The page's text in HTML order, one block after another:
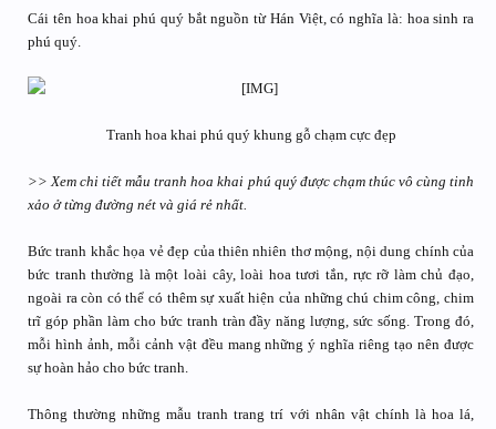
Cái tên hoa khai phú quý bắt nguồn từ Hán Việt, có nghĩa là: hoa sinh ra
phú quý.
Tranh hoa khai phú quý khung gỗ chạm cực đẹp​
>> Xem chi tiết mẫu tranh hoa khai phú quý được chạm thúc vô cùng tinh
xảo ở từng đường nét và giá rẻ nhất.
Bức tranh khắc họa vẻ đẹp của thiên nhiên thơ mộng, nội dung chính của
bức tranh thường là một loài cây, loài hoa tươi tắn, rực rỡ làm chủ đạo,
ngoài ra còn có thể có thêm sự xuất hiện của những chú chim công, chim
trĩ góp phần làm cho bức tranh tràn đầy năng lượng, sức sống. Trong đó,
mỗi hình ảnh, mỗi cảnh vật đều mang những ý nghĩa riêng tạo nên được
sự hoàn hảo cho bức tranh.
Thông thường những mẫu tranh trang trí với nhân vật chính là hoa lá,